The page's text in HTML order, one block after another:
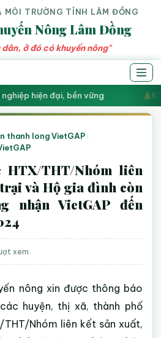
MÔI TRƯỜNG TỈNH LÂM ĐỒNG
Nông Lâm Đồng
dân, ở đó có khuyến nông"
hiện đại, bền vững
thanh long VietGAP›
HTX/THT/Nhóm liên
và Hộ gia đình còn
nhận VietGAP đến
xem
nông xin được thông báo
huyện, thị xã, thành phố
Nhóm liên kết sản xuất,